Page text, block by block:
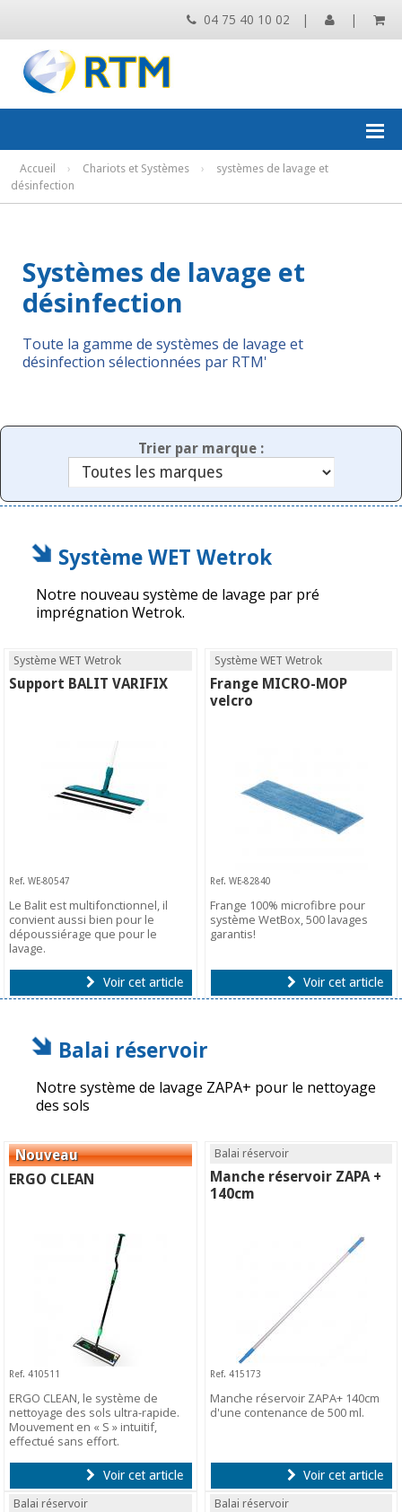
04 75 40 10 02 | |
Accueil › Chariots et Systèmes ›
systèmes de lavage et
désinfection
Systèmes de lavage et
désinfection
Toute la gamme de systèmes de lavage et
désinfection sélectionnées par RTM'
Trier par marque :
Système WET Wetrok
Notre nouveau système de lavage par pré
imprégnation Wetrok.
Système WET Wetrok
Support BALIT VARIFIX
Ref. WE-80547
Le Balit est multifonctionnel, il
convient aussi bien pour le
dépoussiérage que pour le
lavage.
Voir cet article
Système WET Wetrok
Frange MICRO-MOP
velcro
Ref. WE-82840
Frange 100% microfibre pour
système WetBox, 500 lavages
garantis!
Voir cet article
Balai réservoir
Notre système de lavage ZAPA+ pour le nettoyage
des sols
ERGO CLEAN
Ref. 410511
ERGO CLEAN, le système de
nettoyage des sols ultra-rapide.
Mouvement en « S » intuitif,
effectué sans effort.
Voir cet article
Balai réservoir
Manche réservoir ZAPA +
140cm
Ref. 415173
Manche réservoir ZAPA+ 140cm
d'une contenance de 500 ml.
Voir cet article
Balai réservoir Balai réservoir